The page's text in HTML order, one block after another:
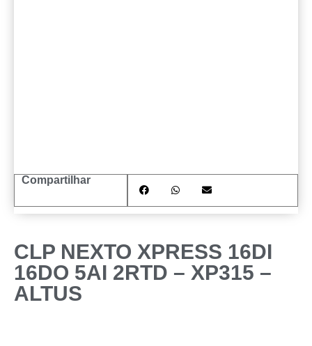
CLP NEXTO XPRESS 16DI
16DO 5AI 2RTD – XP315 –
ALTUS
Compartilhar